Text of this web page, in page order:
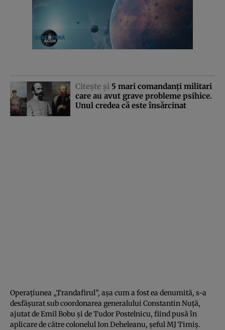
Citeşte şi 5 mari comandanţi militari
care au avut grave probleme psihice.
Unul credea că este însărcinat
Operaţiunea „Trandafirul”, aşa cum a fost ea denumită, s-a
desfăşurat sub coordonarea generalului Constantin Nuţă,
ajutat de Emil Bobu şi de Tudor Postelnicu, fiind pusă în
aplicare de către colonelul Ion Deheleanu, şeful MJ Timiş.